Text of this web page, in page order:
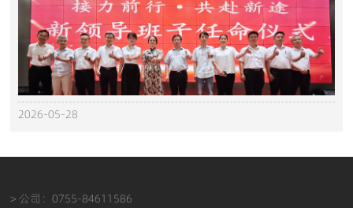
2026-05-28
> 公司：0755-84611586